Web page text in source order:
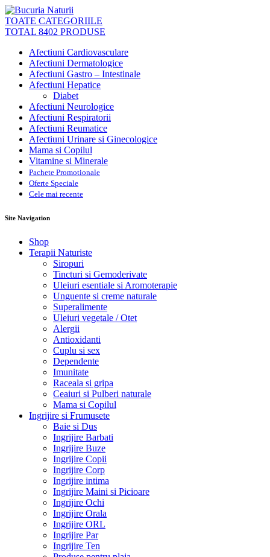
TOATE CATEGORIILE
TOTAL 8402 PRODUSE
Afectiuni Cardiovasculare
Afectiuni Dermatologice
Afectiuni Gastro – Intestinale
Afectiuni Hepatice
Diabet
Afectiuni Neurologice
Afectiuni Respiratorii
Afectiuni Reumatice
Afectiuni Urinare si Ginecologice
Mama si Copilul
Vitamine si Minerale
Pachete Promotionale
Oferte Speciale
Cele mai recente
Site Navigation
Shop
Terapii Naturiste
Siropuri
Tincturi si Gemoderivate
Uleiuri esentiale si Aromoterapie
Unguente si creme naturale
Superalimente
Uleiuri vegetale / Otet
Alergii
Antioxidanti
Cuplu si sex
Dependente
Imunitate
Raceala si gripa
Ceaiuri si Pulberi naturale
Mama si Copilul
Ingrijire si Frumusete
Baie si Dus
Ingrijire Barbati
Ingrijire Buze
Ingrijire Copii
Ingrijire Corp
Ingrijire intima
Ingrijire Maini si Picioare
Ingrijire Ochi
Ingrijire Orala
Ingrijire ORL
Ingrijire Par
Ingrijire Ten